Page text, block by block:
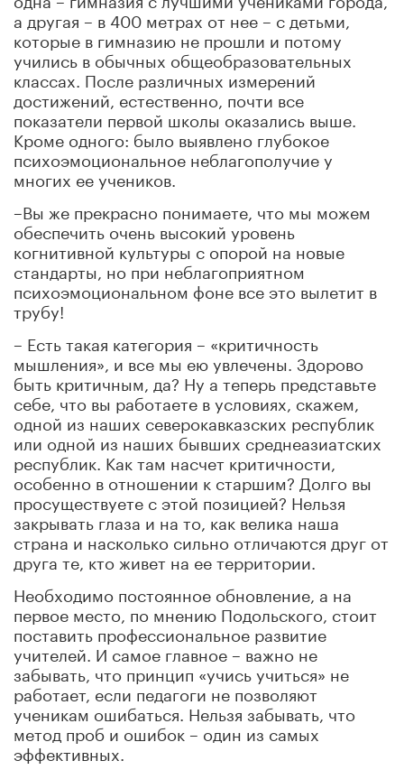
а другая – в 400 метрах от нее – с детьми,
которые в гимназию не прошли и потому
учились в обычных общеобразовательных
классах. После различных измерений
достижений, естественно, почти все
показатели первой школы оказались выше.
Кроме одного: было выявлено глубокое
психоэмоциональное неблагополучие у
многих ее учеников.
–Вы же прекрасно понимаете, что мы можем
обеспечить очень высокий уровень
когнитивной культуры с опорой на новые
стандарты, но при неблагоприятном
психоэмоциональном фоне все это вылетит в
трубу!
– Есть такая категория – «критичность
мышления», и все мы ею увлечены. Здорово
быть критичным, да? Ну а теперь представьте
себе, что вы работаете в условиях, скажем,
одной из наших северокавказских республик
или одной из наших бывших среднеазиатских
республик. Как там насчет критичности,
особенно в отношении к старшим? Долго вы
просуществуете с этой позицией? Нельзя
закрывать глаза и на то, как велика наша
страна и насколько сильно отличаются друг от
друга те, кто живет на ее территории.
Необходимо постоянное обновление, а на
первое место, по мнению Подольского, стоит
поставить профессиональное развитие
учителей. И самое главное – важно не
забывать, что принцип «учись учиться» не
работает, если педагоги не позволяют
ученикам ошибаться. Нельзя забывать, что
метод проб и ошибок – один из самых
эффективных.